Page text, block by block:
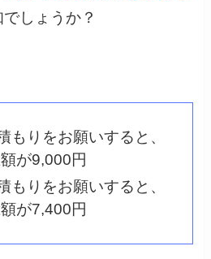
しょうか？
もりをお願いすると、
が9,000円
もりをお願いすると、
が7,400円